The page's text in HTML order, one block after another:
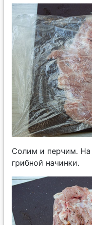
Солим и перчим. На
грибной начинки.